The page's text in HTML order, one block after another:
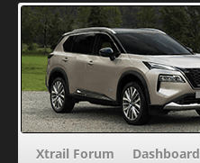
Xtrail Forum Dashboard